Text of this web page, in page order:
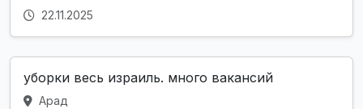
22.11.2025
уборки весь израиль. много вакансий
Арад